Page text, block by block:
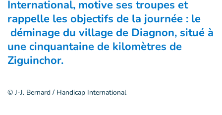
International, motive ses troupes et
rappelle les objectifs de la journée : le
déminage du village de Diagnon, situé à
une cinquantaine de kilomètres de
Ziguinchor.
© J-J. Bernard / Handicap International